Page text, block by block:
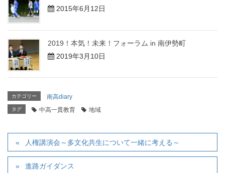
2015年6月12日
2019！本気！未来！フォーラム in 南伊勢町
2019年3月10日
カテゴリー 南高diary
タグ 中高一貫教育 地域
人権講演会～多文化共生について一緒に考える～
進路ガイダンス